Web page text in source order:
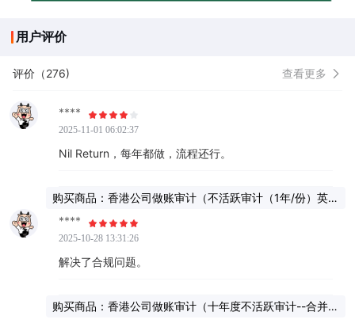
用户评价
评价（276) 查看更多
****
2025-11-01 06:02:37
Nil Return，每年都做，流程还行。
购买商品：香港公司做账审计（不活跃审计（1年/份）英文
报告）
****
2025-10-28 13:31:26
解决了合规问题。
购买商品：香港公司做账审计（十年度不活跃审计--合并报